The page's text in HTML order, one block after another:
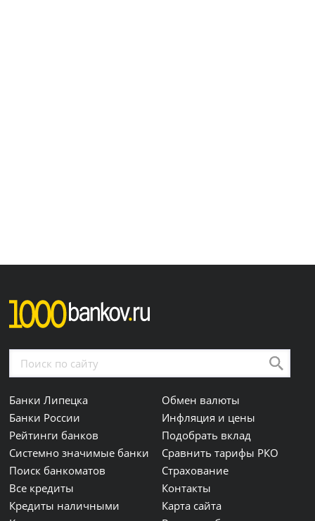
Банки Липецка
Банки России
Рейтинги банков
Системно значимые банки
Поиск банкоматов
Все кредиты
Кредиты наличными
Обмен валюты
Инфляция и цены
Подобрать вклад
Сравнить тарифы РКО
Страхование
Контакты
Карта сайта